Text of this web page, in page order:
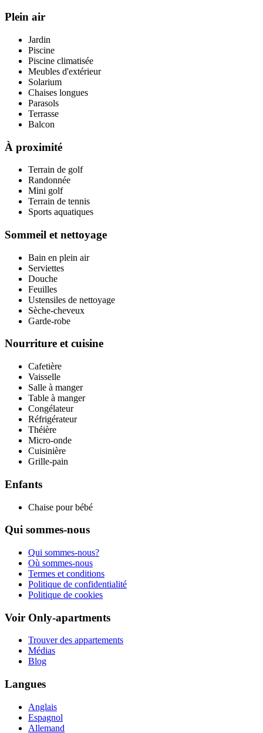
Plein air
Jardin
Piscine
Piscine climatisée
Meubles d'extérieur
Solarium
Chaises longues
Parasols
Terrasse
Balcon
À proximité
Terrain de golf
Randonnée
Mini golf
Terrain de tennis
Sports aquatiques
Sommeil et nettoyage
Bain en plein air
Serviettes
Douche
Feuilles
Ustensiles de nettoyage
Sèche-cheveux
Garde-robe
Nourriture et cuisine
Cafetière
Vaisselle
Salle à manger
Table à manger
Congélateur
Réfrigérateur
Théière
Micro-onde
Cuisinière
Grille-pain
Enfants
Chaise pour bébé
Qui sommes-nous
Qui sommes-nous?
Où sommes-nous
Termes et conditions
Politique de confidentialité
Politique de cookies
Voir Only-apartments
Trouver des appartements
Médias
Blog
Langues
Anglais
Espagnol
Allemand